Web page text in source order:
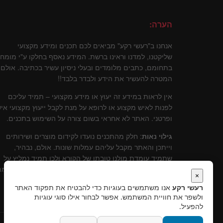
הערה:
אנחנו ב"רעשי רקע" מביאים לכם תכנים ומידע מקצועי
שליקטנו, למדנו וראינו ברשת. המידע נאסף בחלקו ע"י
בתחומם, כתבים מלומדים ובעלי ניסיון עשיר בכתיבה. אולם
המטרה להעשיר את הידע ולבדר בלבד!!
אין לראות במידע זה יעוץ או מידע מקצועי – תמיד עליכם
לפנות לאיש מקצוע או לרופא על מנת לקבל ייעוץ מקצועי
ופרטני. האתר לא אחראי בשום צורה על השימוש בתכנים.
גילוי נאות: חלק מהתכנים נועדו לקידום מוצרים ושירותים
וייתכן והאתר מקבל עליהם עמלות שונות. אולם, נבהיר,
שתמיד עומדת מולנו טובתו של הקורא ולכן תמיד נמליץ על
שירותים ומוצרים שלדעתינו עומדים בסטנרט איכותי
×
רעשי רקע אנו משתמשים בעוגיות כדי להבטיח את תפקוד האתר
ולשפר את חוויית המשתמש. אפשר לבחור אילו סוגי עוגיות
להפעיל.